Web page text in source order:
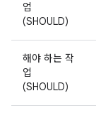
업
(SHOULD)
해야 하는 작
업
(SHOULD)